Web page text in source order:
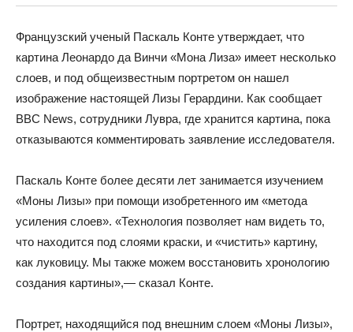
Французский ученый Паскаль Конте утверждает, что
картина Леонардо да Винчи «Мона Лиза» имеет несколько
слоев, и под общеизвестным портретом он нашел
изображение настоящей Лизы Герардини. Как сообщает
BBC News, сотрудники Лувра, где хранится картина, пока
отказываются комментировать заявление исследователя.
Паскаль Конте более десяти лет занимается изучением
«Моны Лизы» при помощи изобретенного им «метода
усиления слоев». «Технология позволяет нам видеть то,
что находится под слоями краски, и «чистить» картину,
как луковицу. Мы также можем восстановить хронологию
создания картины»,— сказал Конте.
Портрет, находящийся под внешним слоем «Моны Лизы»,